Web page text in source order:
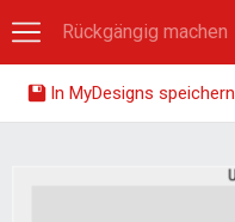
Rückgängig machen
In MyDesigns speichern